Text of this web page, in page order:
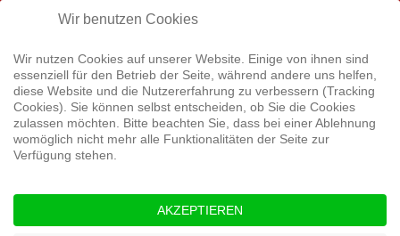
Startseite Service Versicherungen Aktuelles Kontakt
Energie
Wir benutzen Cookies
Wir nutzen Cookies auf unserer Website. Einige von ihnen sind
essenziell für den Betrieb der Seite, während andere uns helfen,
diese Website und die Nutzererfahrung zu verbessern (Tracking
Cookies). Sie können selbst entscheiden, ob Sie die Cookies
zulassen möchten. Bitte beachten Sie, dass bei einer Ablehnung
womöglich nicht mehr alle Funktionalitäten der Seite zur
Verfügung stehen.
AKZEPTIEREN